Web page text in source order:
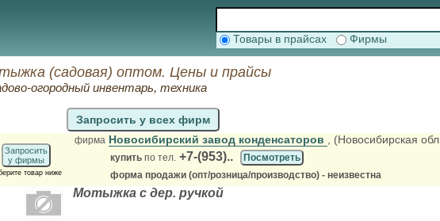
Товары в прайсах Фирмы
(садовая) оптом. Цены и прайсы
огородный инвентарь, техника
Запросить у всех фирм
Запросить
у фирмы
товар ниже
фирма Новосибирский завод конденсаторов , (Новосибирская обл
купить по тел. +7-(953)..
Посмотреть
форма продажи (опт/розница/производство) - неизвестна
Мотыжка с дер. ручкой